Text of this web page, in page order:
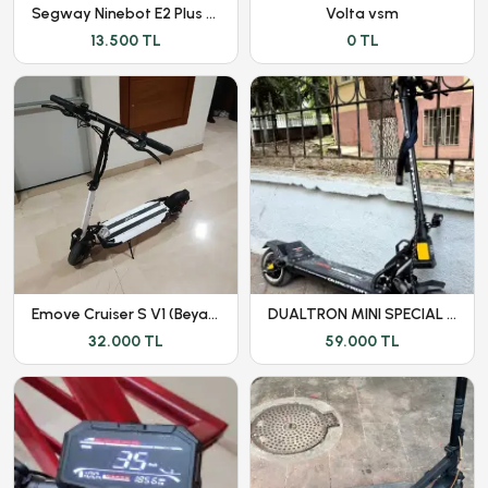
Segway Ninebot E2 Plus Elektirikli Scooter
13.500 TL
Volta vsm
0 TL
Emove Cruiser S V1 (Beyaz) - Kronik Sorunları Giderilmiştir
32.000 TL
DUALTRON MINI SPECIAL LONG BODY - DÜŞÜK KM - GARANTİLİ
59.000 TL